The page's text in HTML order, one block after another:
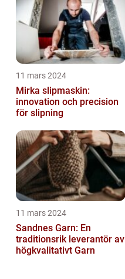
11 mars 2024
Mirka slipmaskin:
innovation och precision
för slipning
11 mars 2024
Sandnes Garn: En
traditionsrik leverantör av
högkvalitativt Garn